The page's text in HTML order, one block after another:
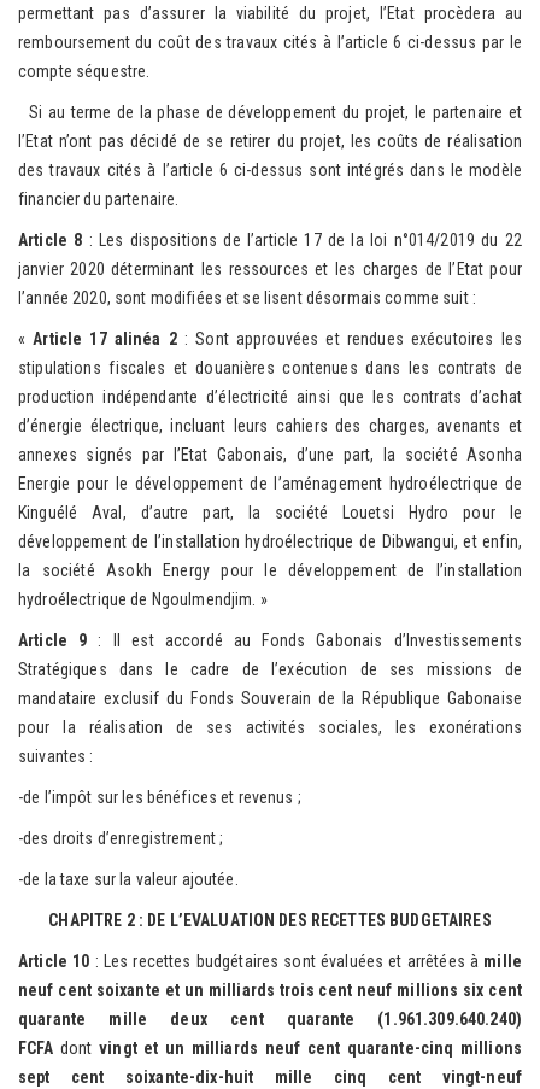
permettant pas d’assurer la viabilité du projet, l’Etat procèdera au
remboursement du coût des travaux cités à l’article 6 ci-dessus par le
compte séquestre.
Si au terme de la phase de développement du projet, le partenaire et
l’Etat n’ont pas décidé de se retirer du projet, les coûts de réalisation
des travaux cités à l’article 6 ci-dessus sont intégrés dans le modèle
financier du partenaire.
Article 8 : Les dispositions de l’article 17 de la loi n°014/2019 du 22
janvier 2020 déterminant les ressources et les charges de l’Etat pour
l’année 2020, sont modifiées et se lisent désormais comme suit :
«Article 17 alinéa 2: Sont approuvées et rendues exécutoires les
stipulations fiscales et douanières contenues dans les contrats de
production indépendante d’électricité ainsi que les contrats d’achat
d’énergie électrique, incluant leurs cahiers des charges, avenants et
annexes signés par l’Etat Gabonais, d’une part, la société Asonha
Energie pour le développement de l’aménagement hydroélectrique de
Kinguélé Aval, d’autre part, la société Louetsi Hydro pour le
développement de l’installation hydroélectrique de Dibwangui, et enfin,
la société Asokh Energy pour le développement de l’installation
hydroélectrique de Ngoulmendjim. »
Article 9 : Il est accordé au Fonds Gabonais d’Investissements
Stratégiques dans le cadre de l’exécution de ses missions de
mandataire exclusif du Fonds Souverain de la République Gabonaise
pour la réalisation de ses activités sociales, les exonérations
suivantes :
-de l’impôt sur les bénéfices et revenus ;
-des droits d’enregistrement ;
-de la taxe sur la valeur ajoutée.
CHAPITRE 2 : DE L’EVALUATION DES RECETTES BUDGETAIRES
Article 10 : Les recettes budgétaires sont évaluées et arrêtées à mille
neuf cent soixante et un milliards trois cent neuf millions six cent
quarante mille deux cent quarante (1.961.309.640.240)
FCFA dont vingt et un milliards neuf cent quarante-cinq millions
sept cent soixante-dix-huit mille cinq cent vingt-neuf